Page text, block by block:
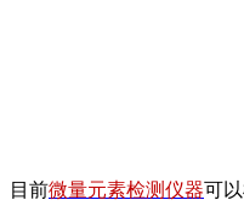
目前微量元素检测仪器可